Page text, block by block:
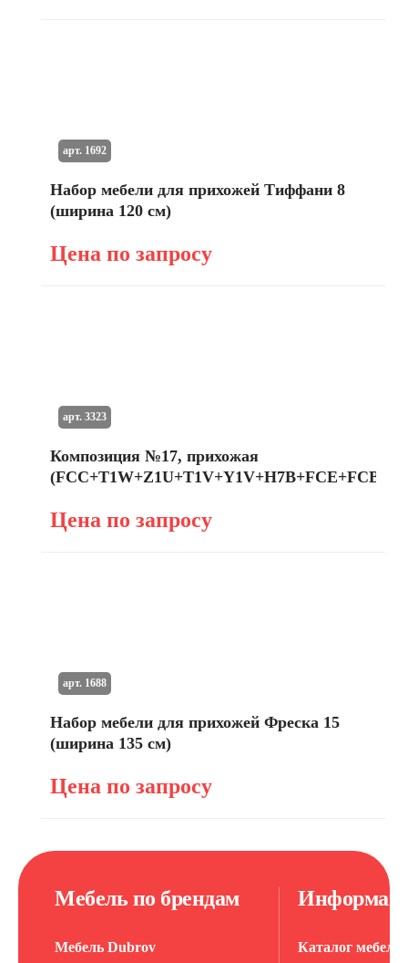
Набор мебели для прихожей Тиффани 8
(ширина 120 см)
Цена по запросу
арт. 1692
Композиция №17, прихожая
(FCC+T1W+Z1U+T1V+Y1V+H7B+FCE+FCB)
Цена по запросу
арт. 3323
Набор мебели для прихожей Фреска 15
(ширина 135 см)
Цена по запросу
арт. 1688
Мебель по брендам
Мебель Dubrov Каталог мебели